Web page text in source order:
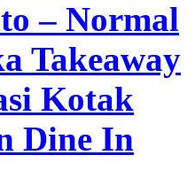
– Normal
Takeaway
Kotak
Dine In